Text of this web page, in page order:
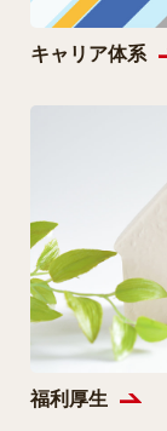
キャリア体系
福利厚生